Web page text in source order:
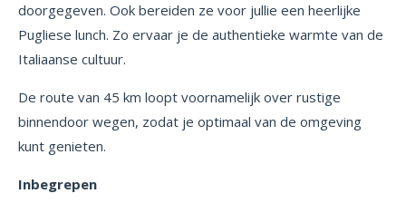
doorgegeven. Ook bereiden ze voor jullie een heerlijke
Pugliese lunch. Zo ervaar je de authentieke warmte van de
Italiaanse cultuur.
De route van 45 km loopt voornamelijk over rustige
binnendoor wegen, zodat je optimaal van de omgeving
kunt genieten.
Inbegrepen